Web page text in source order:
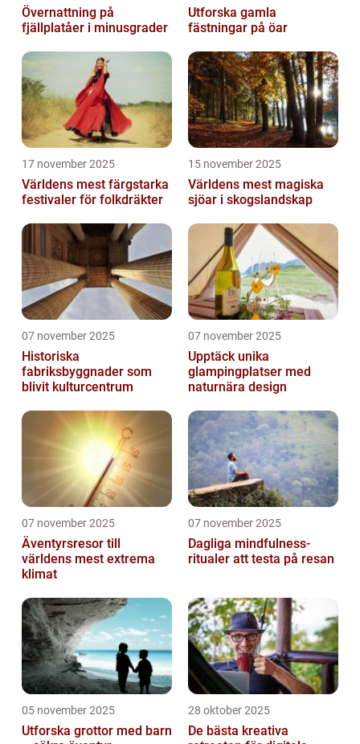
Övernattning på
fjällplatåer i minusgrader
Utforska gamla
fästningar på öar
17 november 2025
Världens mest färgstarka
festivaler för folkdräkter
15 november 2025
Världens mest magiska
sjöar i skogslandskap
07 november 2025
Historiska
fabriksbyggnader som
blivit kulturcentrum
07 november 2025
Upptäck unika
glampingplatser med
naturnära design
07 november 2025
Äventyrsresor till
världens mest extrema
klimat
07 november 2025
Dagliga mindfulness-
ritualer att testa på resan
05 november 2025
Utforska grottor med barn
28 oktober 2025
De bästa kreativa